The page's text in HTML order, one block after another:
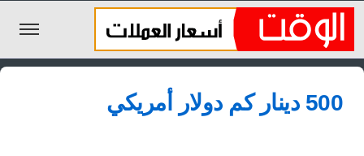
الليرة السورية
الجنيه المصري
500 دينار كم دولار أمريكي